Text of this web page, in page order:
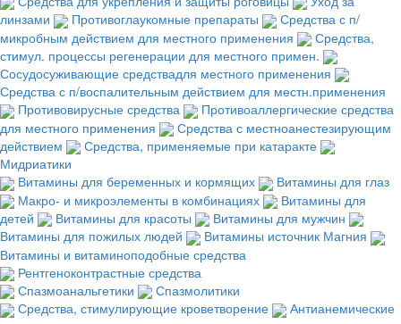
линзами
Противоглаукомные препараты
Средства с п/
микробным действием для местного применения
Средства,
стимул. процессы регенерации для местного примен.
Сосудосуживающие средствадля местного применения
Средства с п/воспалительным действием для местн.применения
Противовирусные средства
Противоаллергические средства
для местного применения
Средства с местноанестезирующим
действием
Средства, применяемые при катаракте
Мидриатики
Витамины для беременных и кормящих
Витамины для глаз
Макро- и микроэлементы в комбинациях
Витамины для
детей
Витамины для красоты
Витамины для мужчин
Витамины для пожилых людей
Витамины источник Магния
Витамины и витаминоподобные средства
Рентгеноконтрастные средства
Спазмоанальгетики
Спазмолитики
Средства, стимулирующие кроветворение
Антианемические